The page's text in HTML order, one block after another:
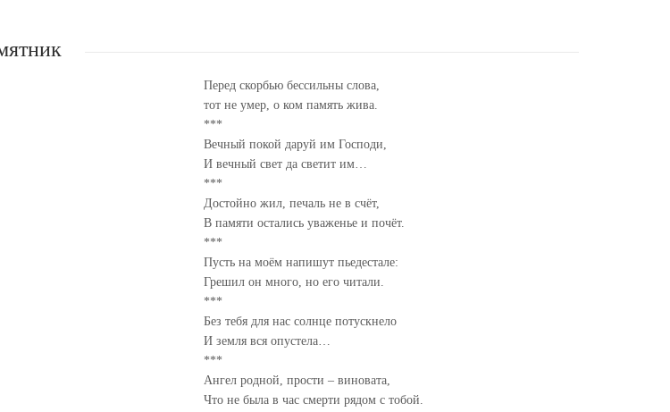
Перед скорбью бессильны слова,
тот не умер, о ком память жива.
***
Вечный покой даруй им Господи,
И вечный свет да светит им…
***
Достойно жил, печаль не в счёт,
В памяти остались уваженье и почёт.
***
Пусть на моём напишут пьедестале:
Грешил он много, но его читали.
***
Без тебя для нас солнце потускнело
И земля вся опустела…
***
Ангел родной, прости – виновата,
Что не была в час смерти рядом с тобой.